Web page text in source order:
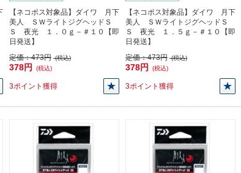
【ネコポス対象品】ダイワ 月下
美人 ＳＷライトジグヘッドＳ
Ｓ 夜光 １．０ｇ－＃１０【即
日発送】
定価：473円 (税込)
378円 (税込)
3ポイント獲得
【ネコポス対象品】ダイワ 月下
美人 ＳＷライトジグヘッドＳ
Ｓ 夜光 １．５ｇ－＃１０【即
日発送】
定価：473円 (税込)
378円 (税込)
3ポイント獲得